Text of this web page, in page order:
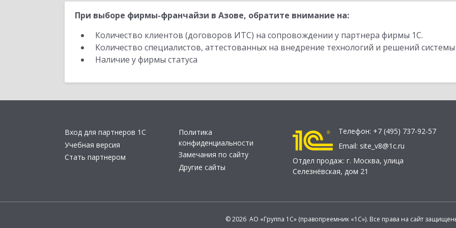
При выборе фирмы-франчайзи в Азове, обратите внимание на:
Количество клиентов (договоров ИТС) на сопровождении у партнера фирмы 1С.
Количество специалистов, аттестованных на внедрение технологий и решений
Наличие у фирмы статуса
Вход для партнеров 1С
Учебная версия
Стать партнером
Политика
конфиденциальности
Замечания по сайту
Другие сайты
Телефон: +7 (495) 737-92-57
Email: site_v8@1c.ru
Отдел продаж: г. Москва, улица
Селезнёвская, дом 21
© 2026 АО «Группа 1С» (правопреемник «1С»). Все права на сайт